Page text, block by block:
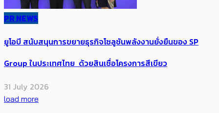
PR NEWS
ยูโอบี สนับสนุนการขยายธุรกิจโซลูชันพลังงานยั่งยืนของ SP
Group ในประเทศไทย ด้วยสินเชื่อโครงการสีเขียว
31 July 2026
load more